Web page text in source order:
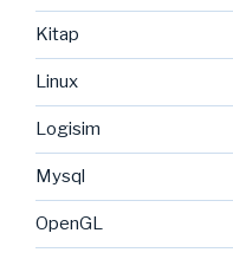
Kitap
Linux
Logisim
Mysql
OpenGL